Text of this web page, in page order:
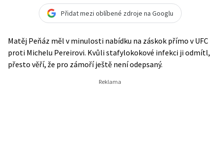
Přidat mezi oblíbené zdroje na Googlu
Matěj Peňáz měl v minulosti nabídku na záskok přímo v UFC
proti Michelu Pereirovi. Kvůli stafylokokové infekci ji odmítl,
přesto věří, že pro zámoří ještě není odepsaný.